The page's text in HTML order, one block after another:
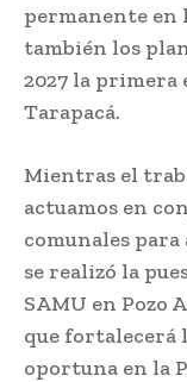
permanente en
también los
2027 la primera
Tarapacá.
Mientras el
actuamos en
comunales
se realizó la
SAMU en
que fortalecerá
oportuna en la